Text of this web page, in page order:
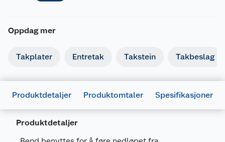
Oppdag mer
Takplater Entretak Takstein Takbeslag
Produktdetaljer Produktomtaler Spesifikasjoner
Produktdetaljer
Artikkelnummer
7057756623611
Forpakningsmål